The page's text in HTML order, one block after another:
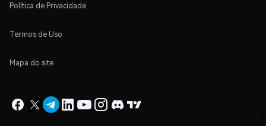
Política de Privacidade
Termos de Uso
Mapa do site